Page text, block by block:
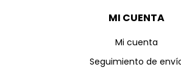
MI CUENTA
Mi cuenta
Seguimiento de